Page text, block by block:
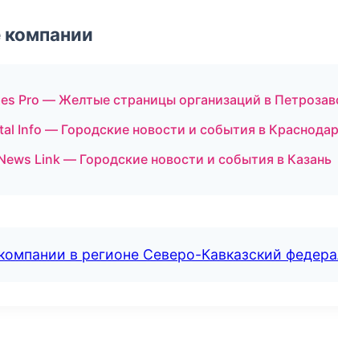
компании
Pro — Желтые страницы организаций в
Info — Городские новости и события в Краснодар
Link — Городские новости и события в Казань
в регионе Северо-Кавказский